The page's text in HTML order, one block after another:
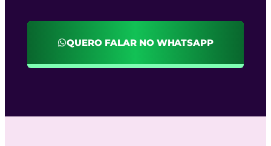
QUERO FALAR NO WHATSAPP